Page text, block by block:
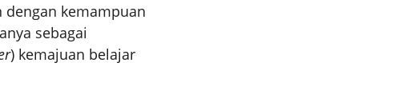
kemampuan
sebagai
) kemajuan belajar